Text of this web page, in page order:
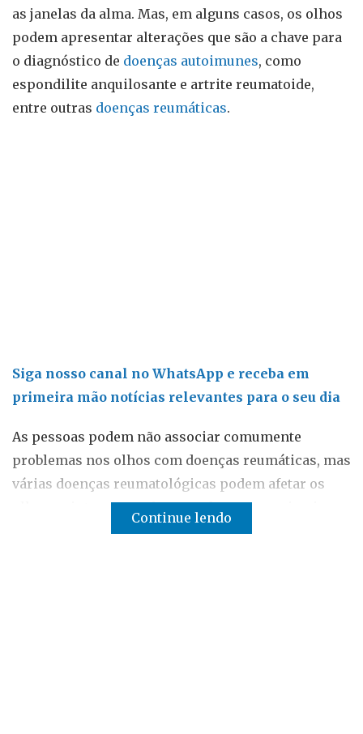
as janelas da alma. Mas, em alguns casos, os olhos
podem apresentar alterações que são a chave para
o diagnóstico de doenças autoimunes, como
espondilite anquilosante e artrite reumatoide,
entre outras doenças reumáticas.
Siga nosso canal no WhatsApp e receba em
primeira mão notícias relevantes para o seu dia
As pessoas podem não associar comumente
problemas nos olhos com doenças reumáticas, mas
várias doenças reumatológicas podem afetar os
olhos e sintomas oculares podem ser o primeiro
indício de que há algum problema mais grave com
Continue lendo